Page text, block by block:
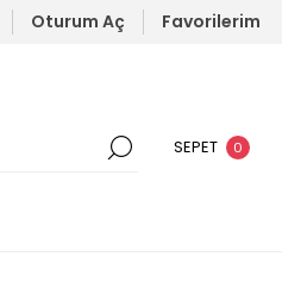
Oturum Aç Favorilerim
SEPET 0